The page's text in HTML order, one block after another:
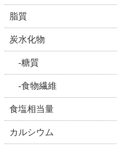
脂質
炭水化物
-糖質
-食物繊維
食塩相当量
カルシウム